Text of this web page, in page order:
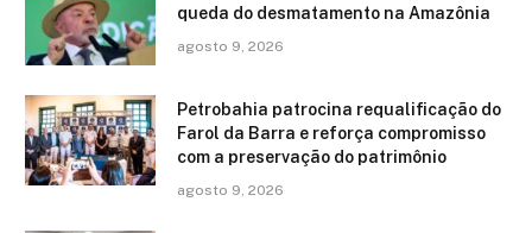
queda do desmatamento na Amazônia
agosto 9, 2026
Petrobahia patrocina requalificação do
Farol da Barra e reforça compromisso
com a preservação do patrimônio
agosto 9, 2026